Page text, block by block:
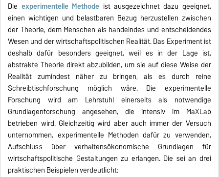
Die experimentelle Methode ist ausgezeichnet dazu geeignet,
einen wichtigen und belastbaren Bezug herzustellen zwischen
der Theorie, dem Menschen als handelndes und entscheidendes
Wesen und der wirtschaftspolitischen Realität. Das Experiment ist
deshalb dafür besonders geeignet, weil es in der Lage ist,
abstrakte Theorie direkt abzubilden, um sie auf diese Weise der
Realität zumindest näher zu bringen, als es durch reine
Schreibtischforschung möglich wäre. Die experimentelle
Forschung wird am Lehrstuhl einerseits als notwendige
Grundlagenforschung angesehen, die intensiv im MaXLab
betrieben wird. Gleichzeitig wird aber auch immer der Versuch
unternommen, experimentelle Methoden dafür zu verwenden,
Aufschluss über verhaltensökonomische Grundlagen für
wirtschaftspolitische Gestaltungen zu erlangen. Die sei an drei
praktischen Beispielen verdeutlicht: